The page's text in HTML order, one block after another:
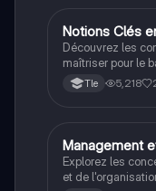
des exemples
STMG
Notions Clés
Découvrez les
maîtriser pour le
types
communication
Tle 5,218
STMG
Management
Explorez les
et de